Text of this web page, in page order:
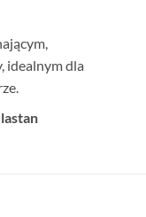
idealnym dla